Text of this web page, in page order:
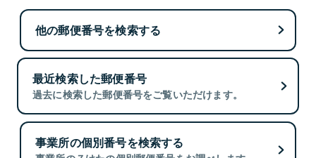
他の郵便番号を検索する
最近検索した郵便番号
過去に検索した郵便番号をご覧いただけます。
事業所の個別番号を検索する